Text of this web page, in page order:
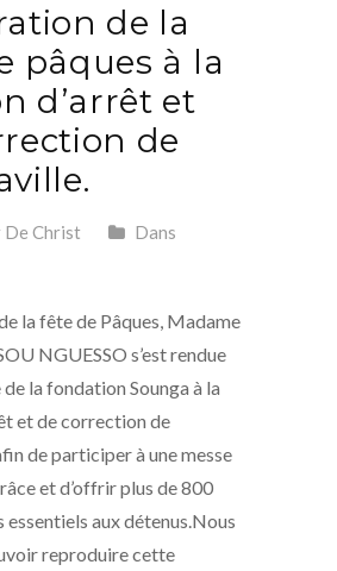
de la
pâques à la
d’arrêt et
de
De Christ
Dans
la fête de Pâques, Madame
NGUESSO s’est rendue
de la fondation Sounga à la
et de correction de
de participer à une messe
et d’offrir plus de 800
essentiels aux détenus.Nous
reproduire cette